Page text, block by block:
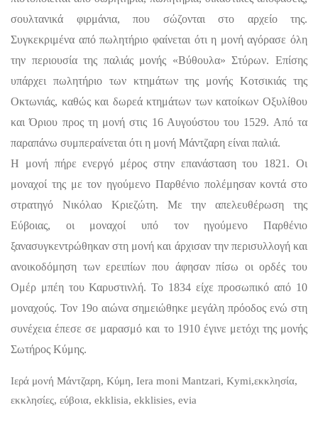
σουλτανικά φιρμάνια, που σώζονται στο αρχείο της.
Συγκεκριμένα από πωλητήριο φαίνεται ότι η μονή αγόρασε όλη
την περιουσία της παλιάς μονής «Βύθουλα» Στύρων. Επίσης
υπάρχει πωλητήριο των κτημάτων της μονής Κοτσικιάς της
Οκτωνιάς, καθώς και δωρεά κτημάτων των κατοίκων Οξυλίθου
και Όριου προς τη μονή στις 16 Αυγούστου του 1529. Από τα
παραπάνω συμπεραίνεται ότι η μονή Μάντζαρη είναι παλιά.
Η μονή πήρε ενεργό μέρος στην επανάσταση του 1821. Οι
μοναχοί της με τον ηγούμενο Παρθένιο πολέμησαν κοντά στο
στρατηγό Νικόλαο Κριεζώτη. Με την απελευθέρωση της
Εύβοιας, οι μοναχοί υπό τον ηγούμενο Παρθένιο
ξανασυγκεντρώθηκαν στη μονή και άρχισαν την περισυλλογή και
ανοικοδόμηση των ερειπίων που άφησαν πίσω οι ορδές του
Ομέρ μπέη του Καρυστινλή. Το 1834 είχε προσωπικό από 10
μοναχούς. Τον 19ο αιώνα σημειώθηκε μεγάλη πρόοδος ενώ στη
συνέχεια έπεσε σε μαρασμό και το 1910 έγινε μετόχι της μονής
Σωτήρος Κύμης.
Ιερά μονή Μάντζαρη, Κύμη, Iera moni Mantzari, Kymi,εκκλησία,
εκκλησίες, εύβοια, ekklisia, ekklisies, evia